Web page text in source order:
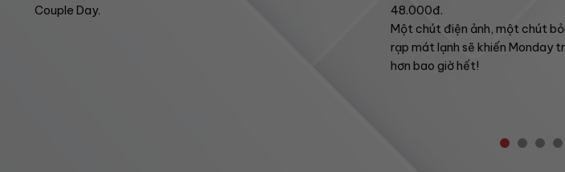
Couple Day.
48.000đ.
Một chút điện ảnh, một chút
rạp mát lạnh sẽ khiến Monday
hơn bao giờ hết!